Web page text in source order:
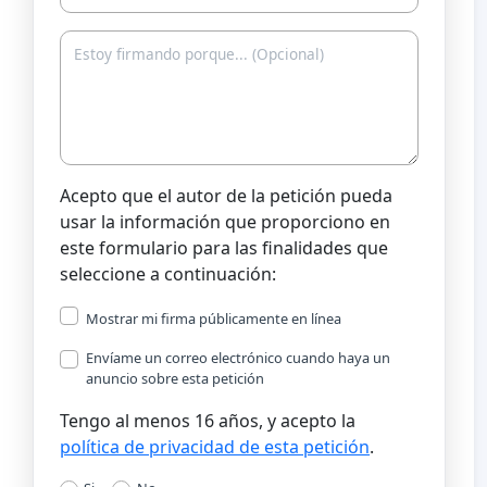
Acepto que el autor de la petición pueda
usar la información que proporciono en
este formulario para las finalidades que
seleccione a continuación:
Mostrar mi firma públicamente en línea
Envíame un correo electrónico cuando haya un
anuncio sobre esta petición
Tengo al menos 16 años, y acepto la
política de privacidad de esta petición.